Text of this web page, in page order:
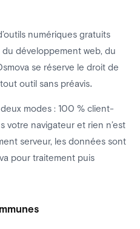
numériques gratuits
développement web, du
se réserve le droit de
outil sans préavis.
modes : 100 % client-
votre navigateur et rien n’est
serveur, les données sont
pour traitement puis